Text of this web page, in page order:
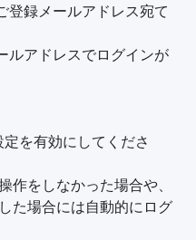
登録メールアドレス宛て
ルアドレスでログインが
を有効にしてくださ
作をしなかった場合や、
た場合には自動的にログ